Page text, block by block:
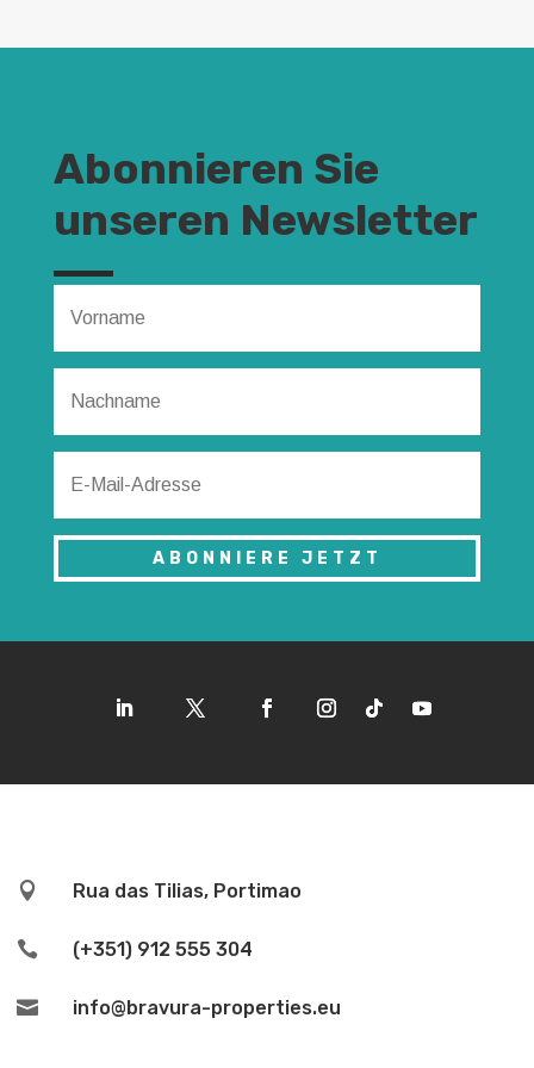
Abonnieren Sie
unseren Newsletter
ABONNIERE JETZT
 Rua das Tilias, Portimao
 (+351) 912 555 304
 info@bravura-properties.eu